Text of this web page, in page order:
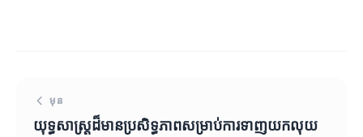
មុន
យុទ្ធសាស្ត្រដ៏មានប្រសិទ្ធភាពសម្រាប់ការទាញយកលុយ